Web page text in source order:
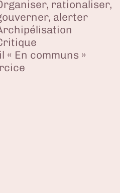
rationaliser,
alerter
« En communs »